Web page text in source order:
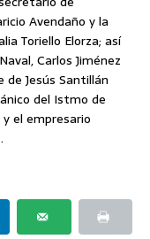
Avendaño y la
Toriello Elorza; así
Carlos Jiménez
de Jesús Santillán
del Istmo de
el empresario